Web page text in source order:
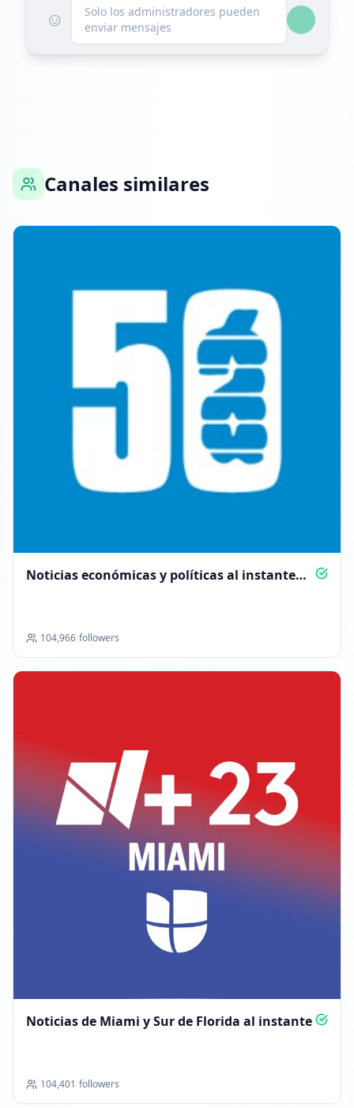
Alcanzó 99.7K seguidores
19:37
Alcanzó 104.6K seguidores
15 DE MARZO DE 2026
FOLLOWERS INCREASED: +538
Alcanzó 105.2K seguidores
☺
Solo los administradores pueden
enviar mensajes
Canales similares
Noticias económicas y políticas al instante
104,966 followers
Noticias de Miami y Sur de Florida al instante
104,401 followers